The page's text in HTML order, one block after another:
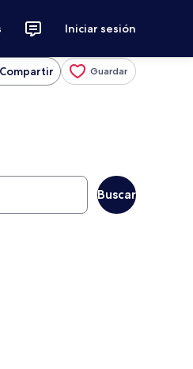
Iniciar sesión
Compartir Guardar
Buscar